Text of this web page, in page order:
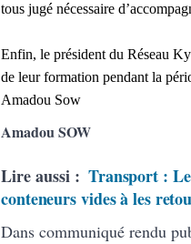
tous jugé nécessaire
Enfin, le président du Réseau
de leur formation pendant la
Amadou Sow
Amadou SOW
Lire aussi : Transport :
conteneurs vides à les
Dans communiqué rendu